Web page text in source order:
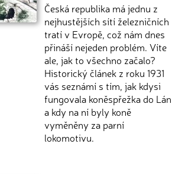
Česká republika má jednu z
nejhustějších sítí železničních
tratí v Evropě, což nám dnes
přináší nejeden problém. Víte
ale, jak to všechno začalo?
Historický článek z roku 1931
vás seznámí s tím, jak kdysi
fungovala koněspřežka do Lán
a kdy na ní byly koně
vyměněny za parní
lokomotivu.